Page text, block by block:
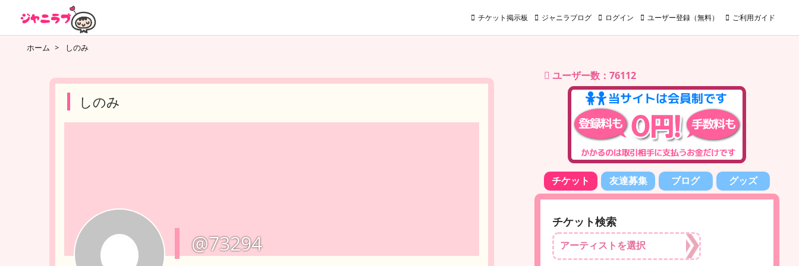
チケット掲示板 ジャニラブログ ログイン ユーザー登録（無料） ご利用ガイド
ホーム > しのみ
しのみ
@73294
ユーザー数：76112
チケット 友達募集 ブログ グッズ
チケット検索